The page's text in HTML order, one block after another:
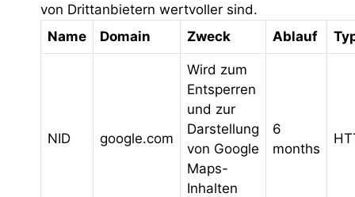
von Drittanbietern wertvoller sind.
Name
Domain Zweck Ablauf
NID google.com
Wird zum
Entsperren
und zur
Darstellung
von Google
Maps-
Inhalten
6
months